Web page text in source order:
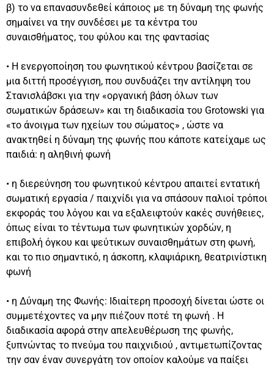
β) το να επανασυνδεθεί κάποιος με τη δύναμη της φωνής
σημαίνει να την συνδέσει με τα κέντρα του
συναισθήματος, του φύλου και της φαντασίας
• Η ενεργοποίηση του φωνητικού κέντρου βασίζεται σε
μια διττή προσέγγιση, που συνδυάζει την αντίληψη του
Στανισλάβσκι για την «οργανική βάση όλων των
σωματικών δράσεων» και τη διαδικασία του Grotowski για
«το άνοιγμα των ηχείων του σώματος» , ώστε να
ανακτηθεί η δύναμη της φωνής που κάποτε κατείχαμε ως
παιδιά: η αληθινή φωνή
• η διερεύνηση του φωνητικού κέντρου απαιτεί εντατική
σωματική εργασία / παιχνίδι για να σπάσουν παλιοί τρόποι
εκφοράς του λόγου και να εξαλειφτούν κακές συνήθειες,
όπως είναι το τέντωμα των φωνητικών χορδών, η
επιβολή όγκου και ψεύτικων συναισθημάτων στη φωνή,
και το πιο σημαντικό, η άσκοπη, κλαψιάρικη, θεατρινίστικη
φωνή
• η Δύναμη της Φωνής: Ιδιαίτερη προσοχή δίνεται ώστε οι
συμμετέχοντες να μην πιέζουν ποτέ τη φωνή . Η
διαδικασία αφορά στην απελευθέρωση της φωνής,
ξυπνώντας το πνεύμα του παιχνιδιού , αντιμετωπίζοντας
την σαν έναν συνεργάτη τον οποίον καλούμε να παίξει